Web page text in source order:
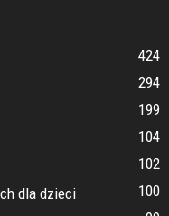
424
294
199
104
102
dla dzieci
100